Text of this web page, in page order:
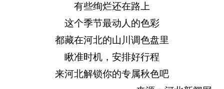
有些绚烂还在路上
这个季节最动人的色彩
都藏在河北的山川调色盘里
瞅准时机，安排好行程
来河北解锁你的专属秋色吧